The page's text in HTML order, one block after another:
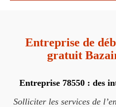
Entreprise de
gratuit
Entreprise 78550 : des
Solliciter les services de